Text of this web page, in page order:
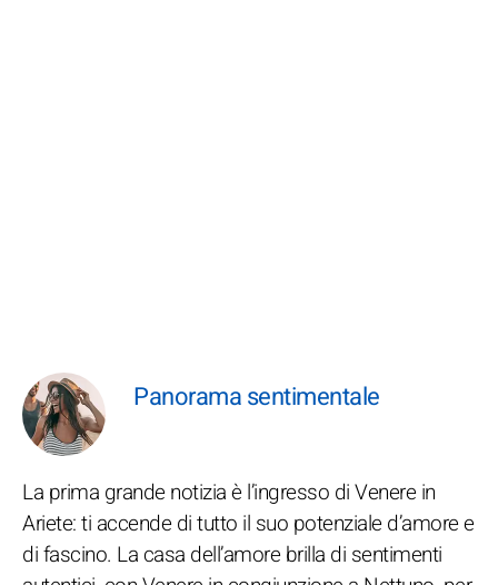
Panorama sentimentale
La prima grande notizia è l’ingresso di Venere in
Ariete: ti accende di tutto il suo potenziale d’amore e
di fascino. La casa dell’amore brilla di sentimenti